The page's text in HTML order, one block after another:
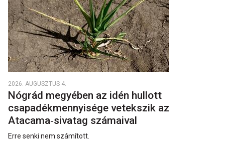
2026. AUGUSZTUS 4.
Nógrád megyében az idén hullott
csapadékmennyisége vetekszik az
Atacama‑sivatag számaival
Erre senki nem számított.